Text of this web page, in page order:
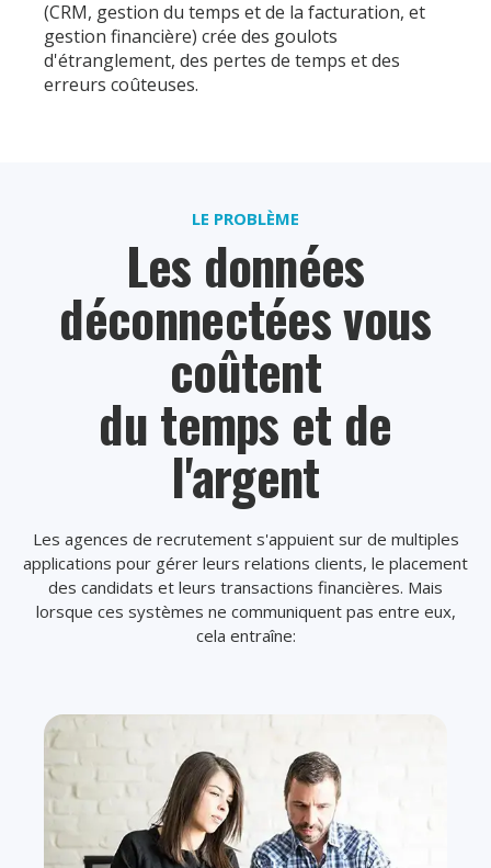
(CRM, gestion du temps et de la facturation, et
gestion financière) crée des goulots
d'étranglement, des pertes de temps et des
erreurs coûteuses.
LE PROBLÈME
Les données
déconnectées vous
coûtent
du temps et de
l'argent
Les agences de recrutement s'appuient sur de multiples
applications pour gérer leurs relations clients, le placement
des candidats et leurs transactions financières. Mais
lorsque ces systèmes ne communiquent pas entre eux,
cela entraîne: